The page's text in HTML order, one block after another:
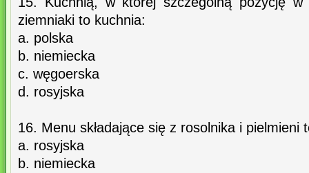
ziemniaki to kuchnia:
a. polska
b. niemiecka
c. węgoerska
d. rosyjska
16. Menu składające się z rosolnika i pielmieni
a. rosyjska
b. niemiecka